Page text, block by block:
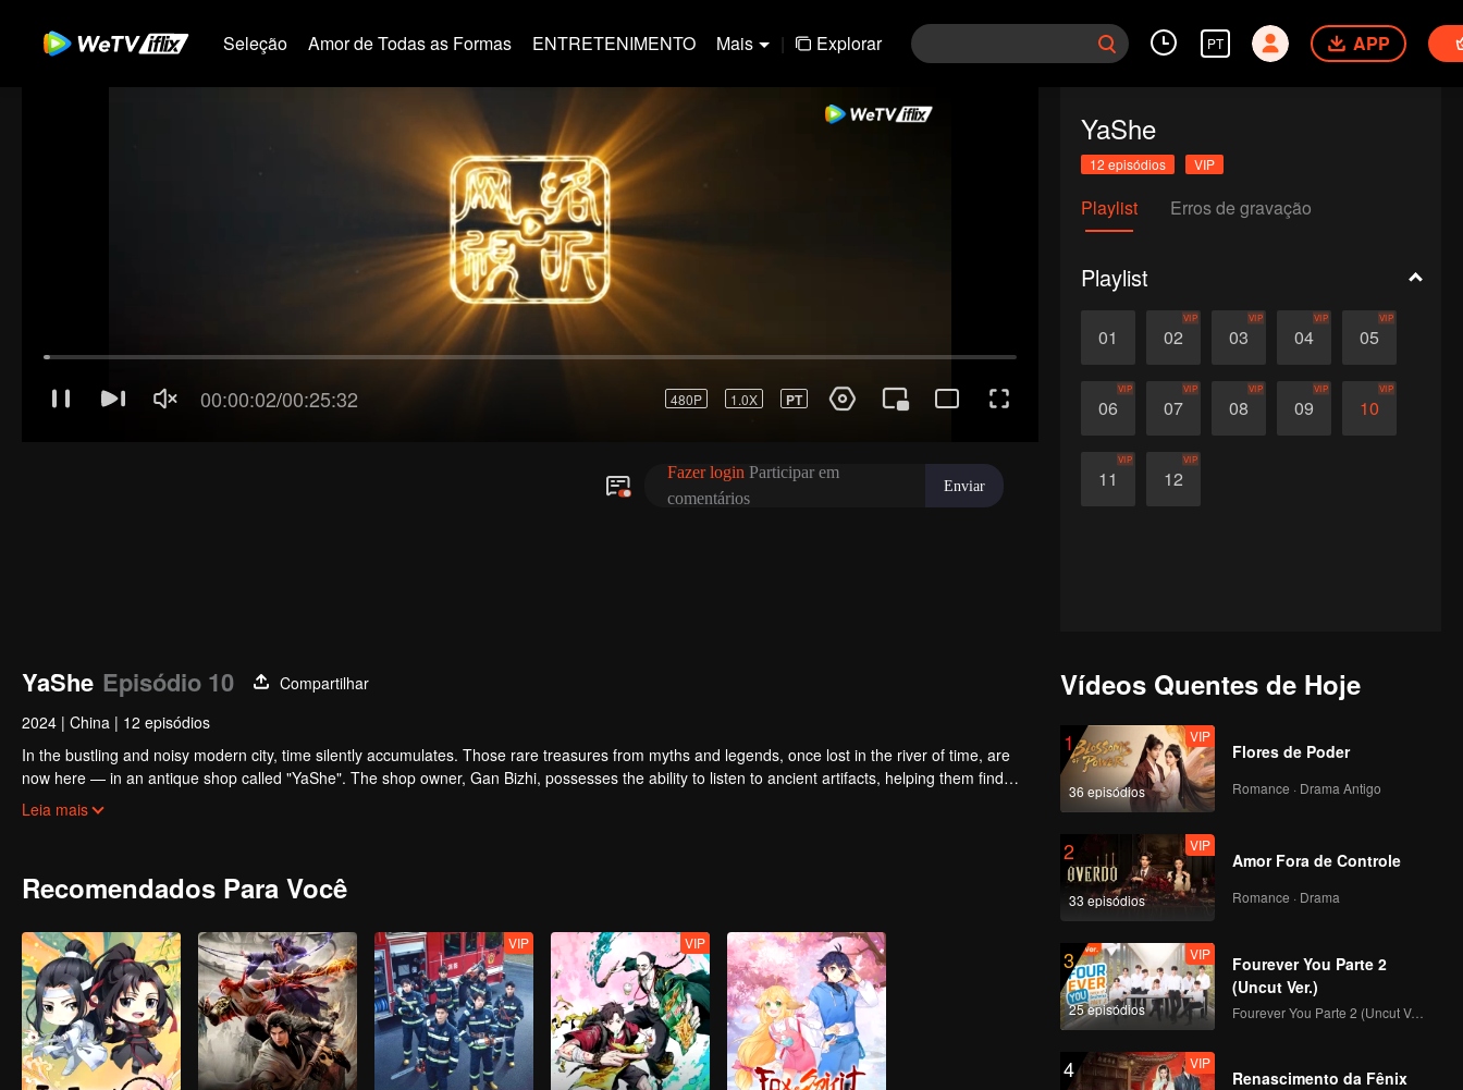
Seleção Amor de Todas as Formas ENTRETENIMENTO Mais | Explorar PT APP
YaShe
12 episódios VIP
Playlist Erros de gravação
Playlist
01 02
VIP
03
VIP
04
VIP
05
VIP
06
VIP
07
VIP
08
VIP
09
VIP
10
VIP
11
VIP
12
VIP
YaShe Episódio 10
Compartilhar
2024 | China | 12 episódios
In the bustling and noisy modern city, time silently accumulates. Those rare treasures from myths and legends, once lost in the river of time, are
now here — in an antique shop called "YaShe". The shop owner, Gan Bizhi, possesses the ability to listen to ancient artifacts, helping them find
their destined owners and fulfill their long-held wishes. He befriends a warm-hearted doctor, Su Beilu, and they become close friends. Only the
Leia mais
Recomendados Para Você
VIP VIP
Vídeos Quentes de Hoje
1
36 episódios
VIP
Flores de Poder
Romance · Drama Antigo
2
33 episódios
VIP
Amor Fora de Controle
Romance · Drama
3
25 episódios
VIP
Fourever You Parte 2
(Uncut Ver.)
Fourever You Parte 2 (Uncut Ver.)
4 VIP
Renascimento da Fênix